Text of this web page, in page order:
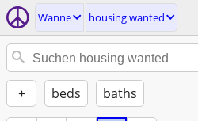
Wanne housing wanted
+ beds baths